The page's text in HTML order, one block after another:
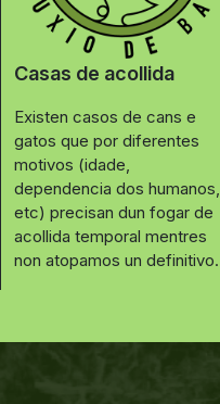
Casas de acollida
Existen casos de cans e
gatos que por diferentes
motivos (idade,
dependencia dos humanos,
etc) precisan dun fogar de
acollida temporal mentres
non atopamos un definitivo.